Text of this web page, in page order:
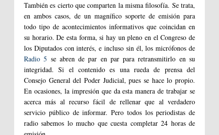
También es cierto que comparten la misma filosofía. Se trata,
en ambos casos, de un magnífico soporte de emisión para
todo tipo de acontecimientos informativos que coincidan en
su horario. De esta forma, si hay un pleno en el Congreso de
los Diputados con interés, e incluso sin él, los micrófonos de
Radio 5 se abren de par en par para retransmitirlo en su
integridad. Si el contenido es una rueda de prensa del
Consejo General del Poder Judicial, pues se hace lo propio.
En ocasiones, la impresión que da esta manera de trabajar se
acerca más al recurso fácil de rellenar que al verdadero
servicio público de informar. Pero todos los periodistas de
radio sabemos lo mucho que cuesta completar 24 horas de